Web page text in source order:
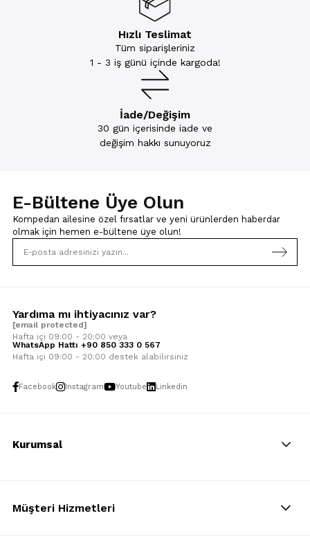
Hızlı Teslimat
Tüm siparişleriniz
1 - 3 iş günü içinde kargoda!
İade/Değişim
30 gün içerisinde iade ve
değişim hakkı sunuyoruz
E-Bültene Üye Olun
Kompedan ailesine özel fırsatlar ve yeni ürünlerden haberdar
olmak için hemen e-bültene üye olun!
Yardıma mı ihtiyacınız var?
[email protected]
Hafta içi 09:00 - 20:00 veya
WhatsApp Hattı +90 850 333 0 567
Hafta içi 09:00 - 20:00 destek alabilirsiniz
Facebook Instagram Youtube Linkedin
Kurumsal
Müşteri Hizmetleri